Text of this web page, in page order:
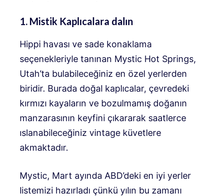
1. Mistik Kaplıcalara dalın
Hippi havası ve sade konaklama
seçenekleriyle tanınan Mystic Hot Springs,
Utah’ta bulabileceğiniz en özel yerlerden
biridir. Burada doğal kaplıcalar, çevredeki
kırmızı kayaların ve bozulmamış doğanın
manzarasının keyfini çıkararak saatlerce
ıslanabileceğiniz vintage küvetlere
akmaktadır.
Mystic, Mart ayında ABD’deki en iyi yerler
listemizi hazırladı çünkü yılın bu zamanı